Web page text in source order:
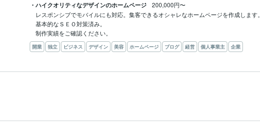
・ハイクオリティなデザインのホームページ
200,000円〜
レスポンシブでモバイルにも対応。集客できるオシャレなホームページを作成します。
基本的なＳＥＯ対策済み。
制作実績をご確認ください。
開業 独立 ビジネス デザイン 美容 ホームページ ブログ 経営 個人事業主 企業